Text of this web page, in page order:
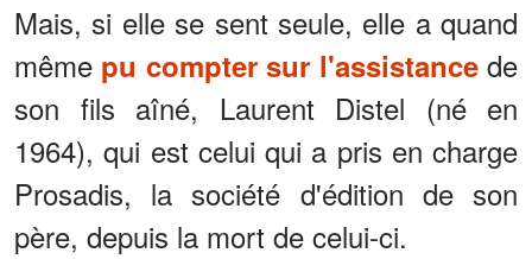
Mais, si elle se sent seule, elle a quand
même pu compter sur l'assistancede
son fils aîné, Laurent Distel (né en
1964), qui est celui qui a pris en charge
Prosadis, la société d'édition de son
père, depuis la mort de celui-ci.